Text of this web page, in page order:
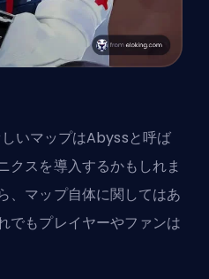
いマップはAbyssと呼ば
クスを導入するかもしれま
、マップ自体に関してはあ
でもプレイヤーやファンは